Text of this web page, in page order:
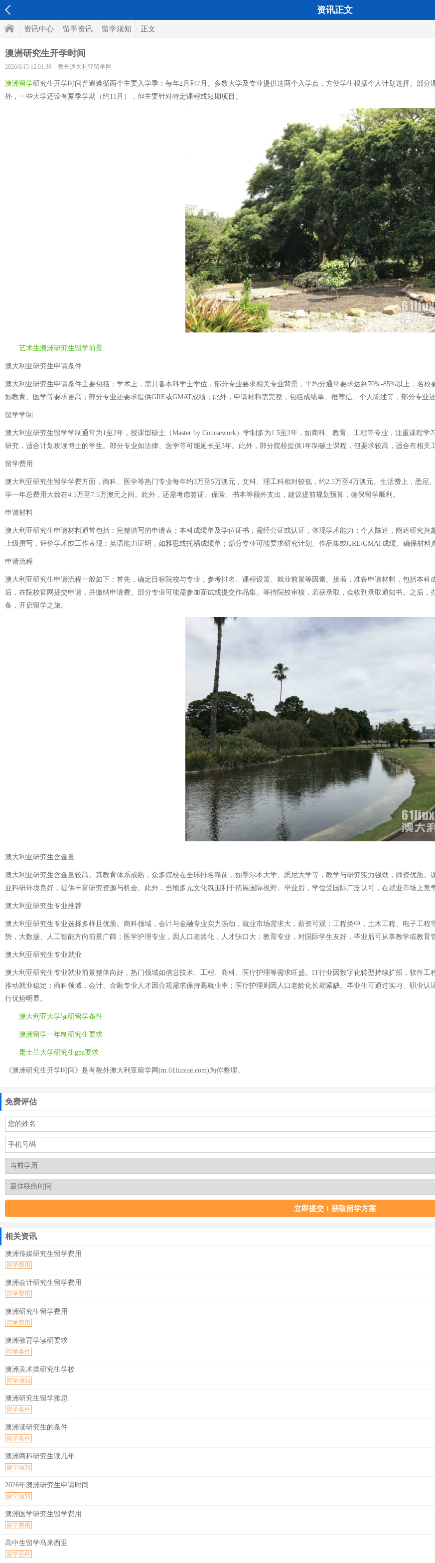
资讯正文
资讯中心 留学资讯 留学须知 正文
澳洲研究生开学时间
2026/6/15 12:01:30 教外澳大利亚留学网
澳洲留学研究生开学时间普遍遵循两个主要入学季：每年2月和7月。多数大学及专业提供这两个入学点，方便学生根据个人计划选择。部
外，一些大学还设有夏季学期（约11月），但主要针对特定课程或短期项目。
艺术生澳洲研究生留学前景
澳大利亚研究生申请条件
澳大利亚研究生申请条件主要包括：学术上，需具备本科学士学位，部分专业要求相关专业背景，平均分通常要求达到70%-85%以上，名
如教育、医学等要求更高；部分专业还要求提供GRE或GMAT成绩；此外，申请材料需完整，包括成绩单、推荐信、个人陈述等，部分专业
留学学制
澳大利亚研究生留学学制通常为1至2年，授课型硕士（Master by Coursework）学制多为1.5至2年，如商科、教育、工程等专业，注重课程学
研究，适合计划攻读博士的学生。部分专业如法律、医学等可能延长至3年。此外，部分院校提供1年制硕士课程，但要求较高，适合有相关
留学费用
澳大利亚研究生留学学费方面，商科、医学等热门专业每年约3万至5万澳元，文科、理工科相对较低，约2.5万至4万澳元。生活费上，悉
学一年总费用大致在4.5万至7.5万澳元之间。此外，还需考虑签证、保险、书本等额外支出，建议提前规划预算，确保留学顺利。
申请材料
澳大利亚研究生申请材料通常包括：完整填写的申请表；本科成绩单及学位证书，需经公证或认证，体现学术能力；个人陈述，阐述研究
上级撰写，评价学术或工作表现；英语能力证明，如雅思或托福成绩单；部分专业可能要求研究计划、作品集或GRE/GMAT成绩。确保材料
申请流程
澳大利亚研究生申请流程一般如下：首先，确定目标院校与专业，参考排名、课程设置、就业前景等因素。接着，准备申请材料，包括本
后，在院校官网提交申请，并缴纳申请费。部分专业可能需参加面试或提交作品集。等待院校审核，若获录取，会收到录取通知书。之后
备，开启留学之旅。
澳大利亚研究生含金量
澳大利亚研究生含金量较高。其教育体系成熟，众多院校在全球排名靠前，如墨尔本大学、悉尼大学等，教学与研究实力强劲，师资优质
亚科研环境良好，提供丰富研究资源与机会。此外，当地多元文化氛围利于拓展国际视野。毕业后，学位受国际广泛认可，在就业市场上竞
澳大利亚研究生专业推荐
澳大利亚研究生专业选择多样且优质。商科领域，会计与金融专业实力强劲，就业市场需求大，薪资可观；工程类中，土木工程、电子工
势，大数据、人工智能方向前景广阔；医学护理专业，因人口老龄化，人才缺口大；教育专业，对国际学生友好，毕业后可从事教学或教育
澳大利亚研究生专业就业
澳大利亚研究生专业就业前景整体向好，热门领域如信息技术、工程、商科、医疗护理等需求旺盛。IT行业因数字化转型持续扩招，软件
推动就业稳定；商科领域，会计、金融专业人才因合规需求保持高就业率；医疗护理则因人口老龄化长期紧缺。毕业生可通过实习、职业
行优势明显。
澳大利亚大学读研留学条件
澳洲留学一年制研究生要求
昆士兰大学研究生gpa要求
《澳洲研究生开学时间》是有教外澳大利亚留学网(m.61liuxue.com)为你整理。
免费评估
相关资讯
澳洲传媒研究生留学费用
留学费用
澳洲会计研究生留学费用
留学费用
澳洲研究生留学费用
留学费用
澳洲教育学读研要求
留学条件
澳洲美术类研究生学校
留学须知
澳洲研究生留学雅思
留学条件
澳洲读研究生的条件
留学条件
澳洲商科研究生读几年
留学须知
2026年澳洲研究生申请时间
留学须知
澳洲医学研究生留学费用
留学费用
高中生留学马来西亚
留学百科